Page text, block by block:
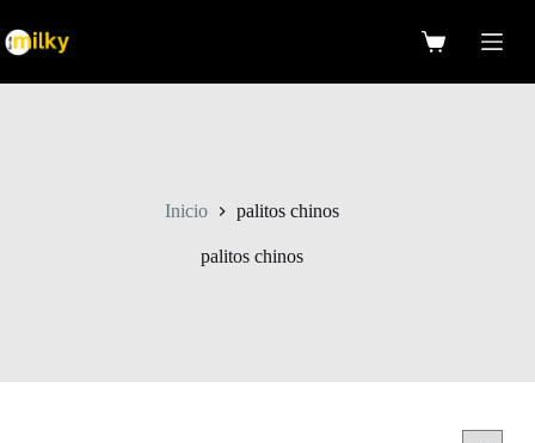
al
contenido
Carro
Inicio palitos chinos
palitos chinos